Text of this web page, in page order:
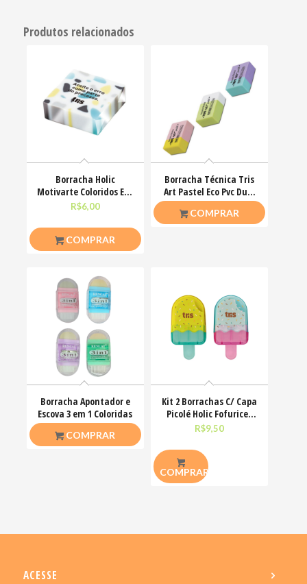
Produtos relacionados
Borracha Holic
Motivarte Coloridos Eco
Pvc Tris UN
R$6,00
COMPRAR
Borracha Técnica Tris
Art Pastel Eco Pvc Dust
Free
COMPRAR
Borracha Apontador e
Escova 3 em 1 Coloridas
COMPRAR
Kit 2 Borrachas C/ Capa
Picolé Holic Fofurices
Tris
R$9,50
COMPRAR
ACESSE